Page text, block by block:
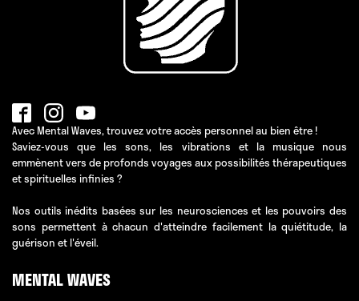
Avec Mental Waves, trouvez votre accès personnel au bien être !
Saviez-vous que les sons, les vibrations et la musique nous
emmènent vers de profonds voyages aux possibilités thérapeutiques
et spirituelles infinies ?
Nos outils inédits basées sur les neurosciences et les pouvoirs des
sons permettent à chacun d'atteindre facilement la quiétitude, la
guérison et l'éveil.
MENTAL WAVES